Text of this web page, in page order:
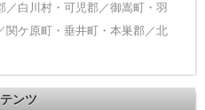
／白川村・可児郡／御嵩町・羽
関ケ原町・垂井町・本巣郡／北
ンツ